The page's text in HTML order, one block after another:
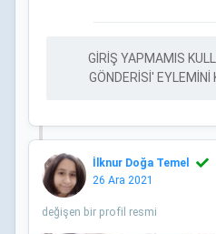
GIRIŞ YAPMAMIS
GÖNDERISI' EYLEMINI
İlknur Doğa Temel
26 Ara 2021
değişen bir profil resmi